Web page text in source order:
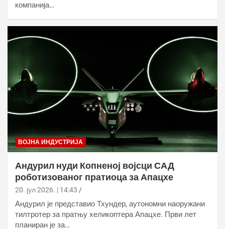
компанија…
ВОЈНА ИНДУСТРИЈА
Андурил нуди Копненој војсци САД
роботизованог пратиоца за Апацхе
20. јул 2026. | 14:43
Андурил је представио Тхундер, аутономни наоружани
тилтротер за пратњу хеликоптера Апацхе. Први лет
планиран је за…